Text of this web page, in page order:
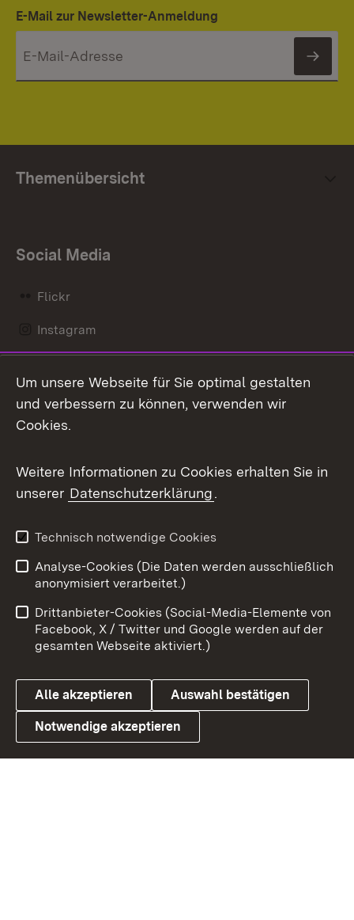
E-Mail zur Newsletter-Anmeldung
Themenübersicht
Social Media
Flickr
Instagram
Mastodon
Messenger
Social Wall
X / Twitter
Youtube
Link zum Landesportal
Benutzungshinweise
Barrierefreiheit
Datenschutz
Cookies
Um unsere Webseite für Sie optimal gestalten
und verbessern zu können, verwenden wir
Cookies.
Weitere Informationen zu Cookies erhalten Sie in
unserer Datenschutzerklärung.
Technisch notwendige Cookies
Analyse-Cookies (Die Daten werden ausschließlich
anonymisiert verarbeitet.)
Drittanbieter-Cookies (Social-Media-Elemente von
Facebook, X / Twitter und Google werden auf der
gesamten Webseite aktiviert.)
Alle akzeptieren Auswahl bestätigen
Notwendige akzeptieren